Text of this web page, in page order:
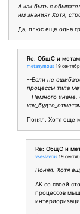
А как быть с
им знания? Хотя,
Да, плюс еще одна
Re: ОбщС и
metanymous 19
--Если не
процессы типа
--Немного иначе.
Понял. Хотя еще
Re: ОбщС и
vseslavrus 19
Понял. Хотя
АК со своей
процессов